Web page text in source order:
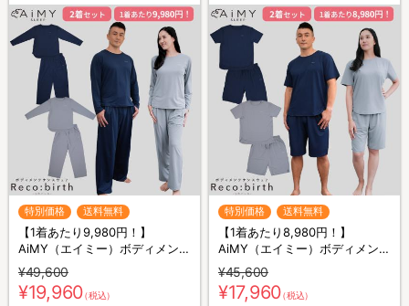
特別価格 送料無料
【1着あたり9,980円！】
AiMY（エイミー）ボディメンテ
ナンスウェア リカバース／長袖
長ズボン／2着セット／上下セ
ット／リカバリーウェア
¥49,600
¥19,960（税込）
特別価格 送料無料
【1着あたり8,980円！】
AiMY（エイミー）ボディメンテ
ナンスウェア リカバース／半袖
半ズボン／2着セット／上下セ
ット／リカバリーウェア
¥45,600
¥17,960（税込）